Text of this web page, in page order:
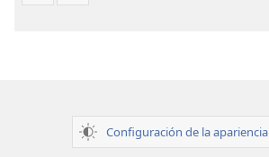
Configuración de la apariencia